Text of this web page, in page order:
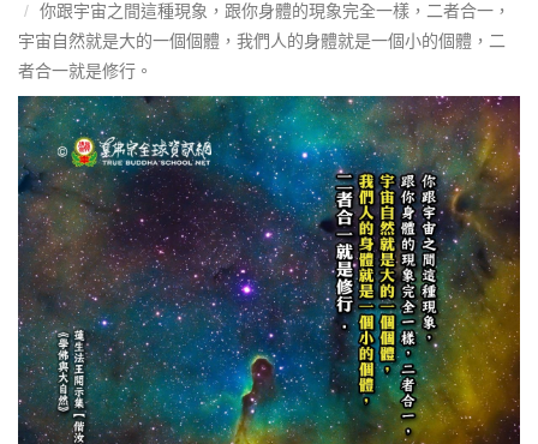
你跟宇宙之間這種現象，跟你身體的現象完全一樣，二者合一，
宇宙自然就是大的一個個體，我們人的身體就是一個小的個體，二
者合一就是修行。